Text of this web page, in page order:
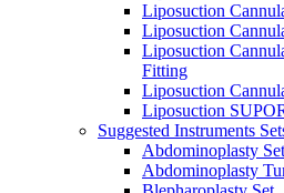
Liposuction
Liposuction
Liposuction
Fitting
Liposuction
Liposuction
Suggested Instruments
Abdominoplasty Set
Abdominoplasty